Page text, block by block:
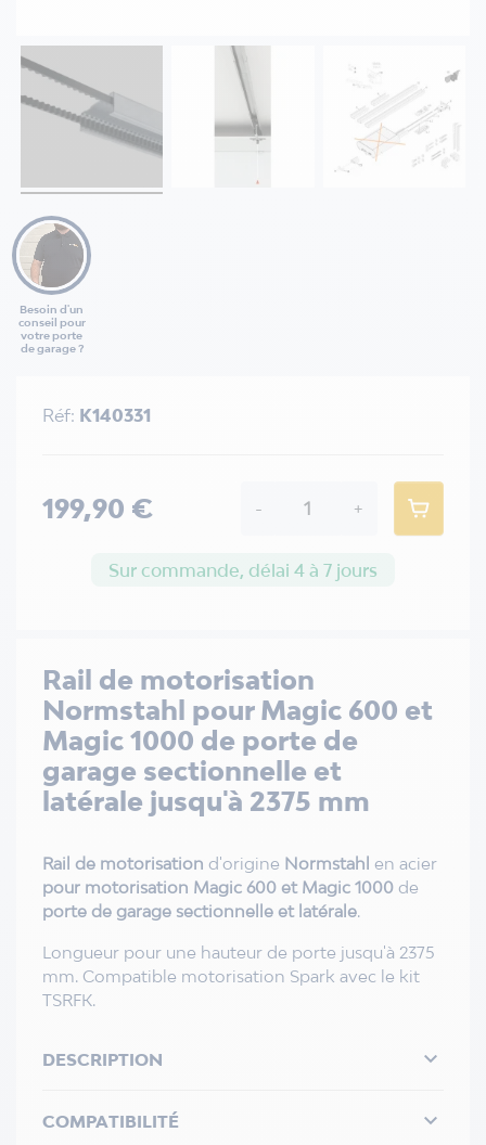
Besoin d'un
conseil pour
votre porte
de garage ?
Rail de motorisation
Normstahl pour Magic 600 et
Magic 1000 de porte de
garage sectionnelle et
latérale jusqu'à 2375 mm
Rail de motorisation d'origine Normstahl en acier
pour motorisation Magic 600 et Magic 1000 de
porte de garage sectionnelle et latérale.
Longueur pour une hauteur de porte jusqu'à 2375
mm. Compatible motorisation Spark avec le kit
TSRFK.
DESCRIPTION 
COMPATIBILITÉ 
Réf: K140331
199,90 € - +
Sur commande, délai 4 à 7 jours